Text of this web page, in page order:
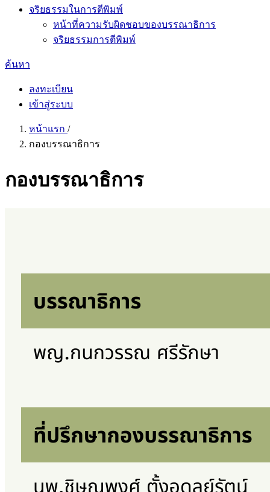
จริยธรรมในการตีพิมพ์
หน้าที่ความรับผิดชอบของบรรณาธิการ
จริยธรรมการตีพิมพ์
ค้นหา
ลงทะเบียน
เข้าสู่ระบบ
หน้าแรก /
กองบรรณาธิการ
กองบรรณาธิการ